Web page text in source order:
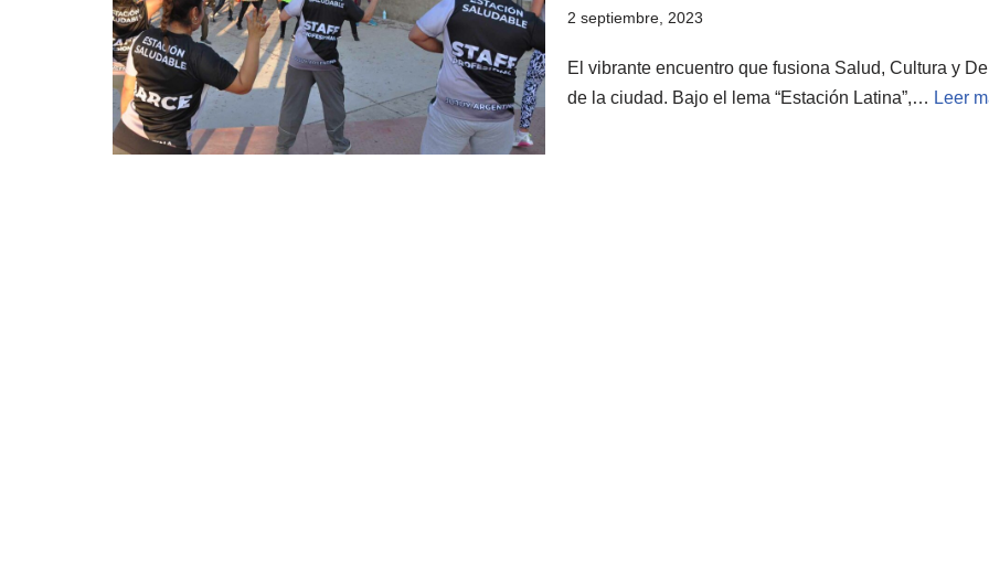
2 septiembre, 2023
El vibrante encuentro que fusiona Salud, Cultura y
de la ciudad. Bajo el lema “Estación Latina”,… Leer